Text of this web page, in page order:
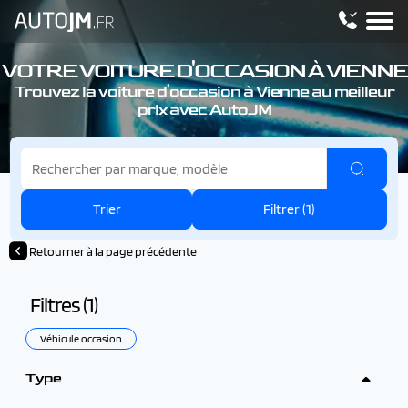
VOTRE VOITURE D'OCCASION À VIENNE
Trouvez la voiture d'occasion à Vienne au meilleur
prix avec AutoJM
Trier Filtrer (1)
Retourner à la page précédente
Filtres (1)
Véhicule occasion
Type